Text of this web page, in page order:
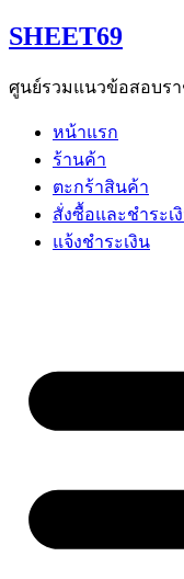
Skip
to
SHEET69
ศูนย์รวมแนวข้อสอบร
หน้าแรก
ร้านค้า
ตะกร้าสินค้า
สั่งซื้อและชำระเ
แจ้งชำระเงิน